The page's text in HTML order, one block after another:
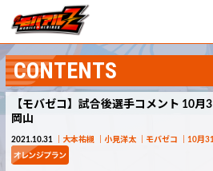
CONTENTS
【モバゼコ】試合後選手コメント 10月
岡山
2021.10.31 大本祐槻 小見洋太 モバゼコ 10月